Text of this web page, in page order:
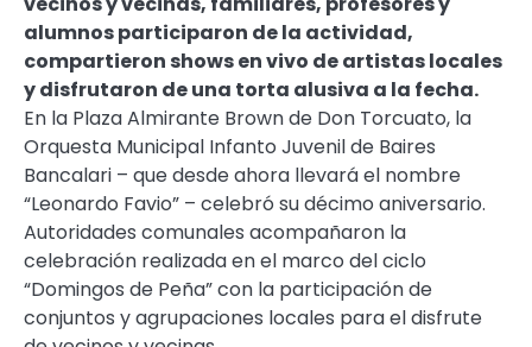
alumnos participaron de la actividad,
compartieron shows en vivo de artistas locales
y disfrutaron de una torta alusiva a la fecha.
En la Plaza Almirante Brown de Don Torcuato, la
Orquesta Municipal Infanto Juvenil de Baires
Bancalari – que desde ahora llevará el nombre
“Leonardo Favio” – celebró su décimo aniversario.
Autoridades comunales acompañaron la
celebración realizada en el marco del ciclo
“Domingos de Peña” con la participación de
conjuntos y agrupaciones locales para el disfrute